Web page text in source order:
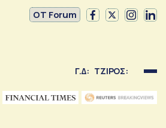
OT Forum
Γ.Δ: ΤΖΙΡΟΣ: